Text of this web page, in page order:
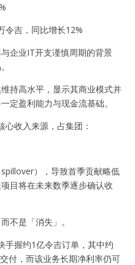
令吉，同比增长12%
企业IT开支谨慎周期的背景
持高水平，显示其商业模式并
定盈利能力与现金流基础。
收入来源，占集团：
），导致首季贡献略低
目将在未来数季逐步确认收
不是「消失」。
手握约1亿令吉订单，其中约
付，而该业务长期净利率仍可